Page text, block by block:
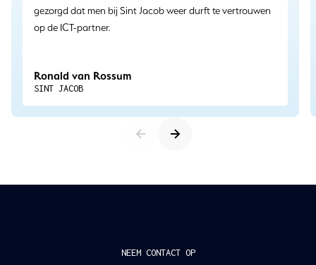
gezorgd dat men bij Sint Jacob weer durft te vertrouwen
op de ICT-partner.
Ronald van Rossum
SINT JACOB
NEEM CONTACT OP